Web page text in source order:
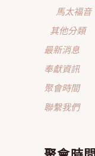
馬太福音
其他分類
最新消息
奉獻資訊
聚會時間
聯繫我們